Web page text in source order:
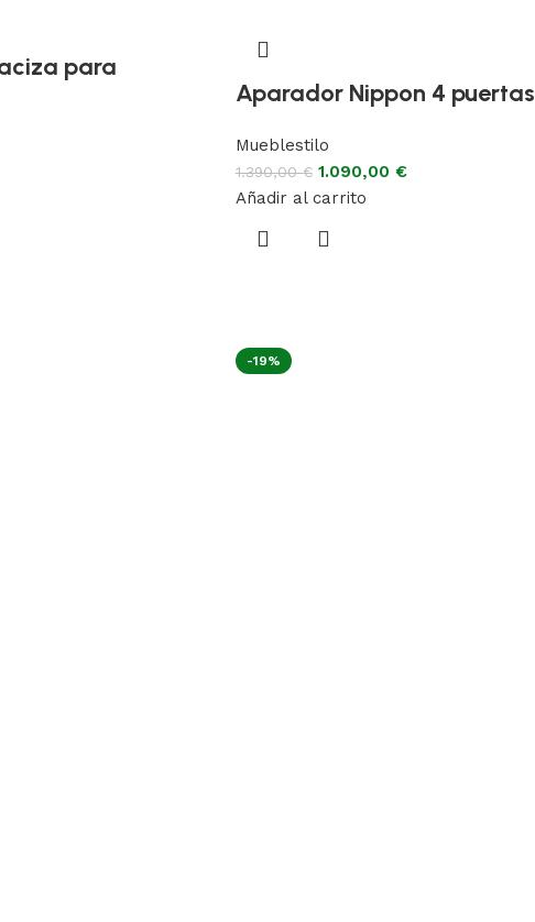
para
Aparador Nippon 4 puertas
Mueblestilo
1.390,00€ 1.090,00 €
Añadir al carrito
-19%